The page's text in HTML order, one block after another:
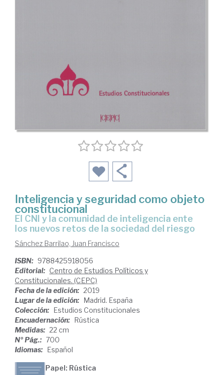
Inteligencia y seguridad como objeto
constitucional
el CNI y la comunidad de inteligencia ente
los nuevos retos de la sociedad del riesgo
Sánchez Barrilao, Juan Francisco
ISBN: 9788425918056
Editorial: Centro de Estudios Políticos y
Constitucionales. (CEPC)
Fecha de la edición: 2019
Lugar de la edición: Madrid. España
Colección: Estudios Constitucionales
Encuadernación: Rústica
Medidas: 22 cm
Nº Pág.: 700
Idiomas: Español
Papel: Rústica